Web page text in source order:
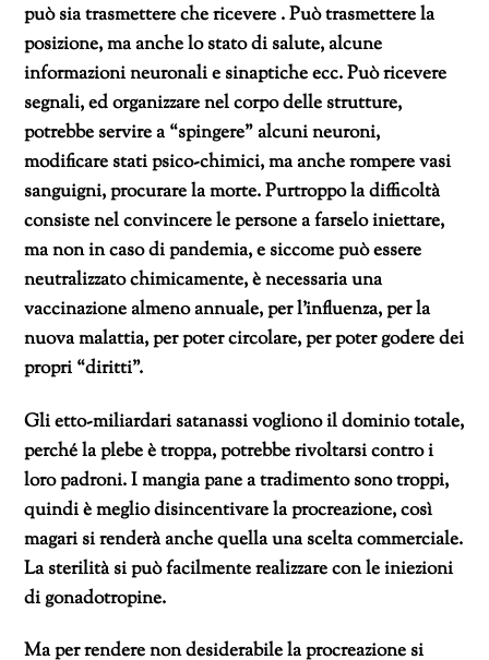
può sia trasmettere che ricevere . Può trasmettere la
posizione, ma anche lo stato di salute, alcune
informazioni neuronali e sinaptiche ecc. Può ricevere
segnali, ed organizzare nel corpo delle strutture,
potrebbe servire a “spingere” alcuni neuroni,
modificare stati psico-chimici, ma anche rompere vasi
sanguigni, procurare la morte. Purtroppo la difficoltà
consiste nel convincere le persone a farselo iniettare,
ma non in caso di pandemia, e siccome può essere
neutralizzato chimicamente, è necessaria una
vaccinazione almeno annuale, per l’influenza, per la
nuova malattia, per poter circolare, per poter godere dei
propri “diritti”.
Gli etto-miliardari satanassi vogliono il dominio totale,
perché la plebe è troppa, potrebbe rivoltarsi contro i
loro padroni. I mangia pane a tradimento sono troppi,
quindi è meglio disincentivare la procreazione, così
magari si renderà anche quella una scelta commerciale.
La sterilità si può facilmente realizzare con le iniezioni
di gonadotropine.
Ma per rendere non desiderabile la procreazione si